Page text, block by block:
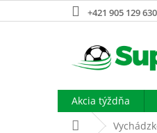
na
+421 905 129 630
Akcia týždňa
Domov